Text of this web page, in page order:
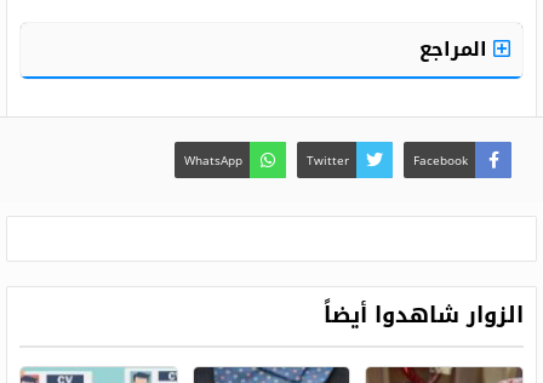
المراجع
Facebook
Twitter
WhatsApp
الزوار شاهدوا أيضاً